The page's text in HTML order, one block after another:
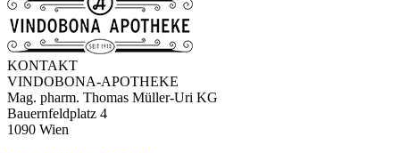
KONTAKT
VINDOBONA-APOTHEKE
Mag. pharm. Thomas Müller-Uri KG
Bauernfeldplatz 4
1090 Wien